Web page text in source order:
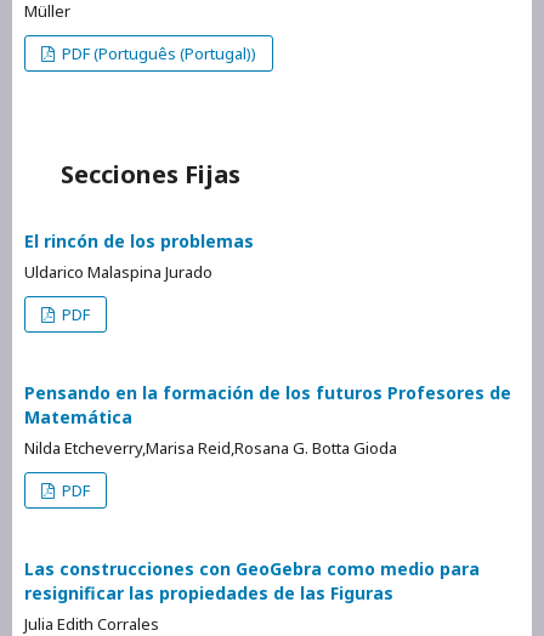
Müller
PDF (Português (Portugal))
Secciones Fijas
El rincón de los problemas
Uldarico Malaspina Jurado
PDF
Pensando en la formación de los futuros Profesores de
Matemática
Nilda Etcheverry,Marisa Reid,Rosana G. Botta Gioda
PDF
Las construcciones con GeoGebra como medio para
resignificar las propiedades de las Figuras
Julia Edith Corrales